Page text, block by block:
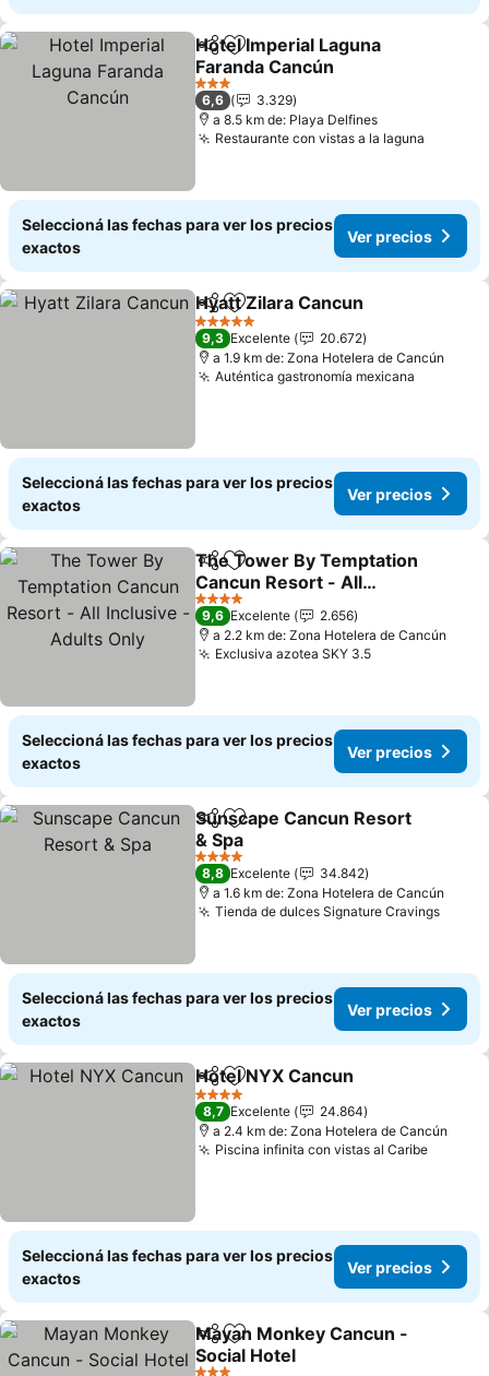
CompartirAñadir a favoritos
Hotel Imperial Laguna
Faranda Cancún
Ver precios
3 Estrellas
6,6
3.329
a 8.5 km de: Playa Delfines
Restaurante con vistas a la laguna
Seleccioná las fechas para ver los precios
exactos
Ver precios
CompartirAñadir a favoritos
Hyatt Zilara Cancun
5 Estrellas
9,3 Excelente
20.672
a 1.9 km de: Zona Hotelera de Cancún
Auténtica gastronomía mexicana
Seleccioná las fechas para ver los precios
exactos
Ver precios
Compartir
Añadir a favoritos
The Tower By Temptation
Cancun Resort - All
Inclusive - Adults Only
Ver precios
4 Estrellas
9,6 Excelente
2.656
a 2.2 km de: Zona Hotelera de Cancún
Exclusiva azotea SKY 3.5Ver precios
Seleccioná las fechas para ver los precios
exactos
Ver precios
CompartirAñadir a favoritos
Sunscape Cancun Resort
& Spa
Ver precios
4 Estrellas
8,8 Excelente
34.842
a 1.6 km de: Zona Hotelera de Cancún
Tienda de dulces Signature CravingsVer
Seleccioná las fechas para ver los precios
exactos
Ver precios
CompartirAñadir a favoritos
Hotel NYX Cancun
4 Estrellas
8,7 Excelente
24.864
a 2.4 km de: Zona Hotelera de Cancún
Piscina infinita con vistas al CaribeVer
Seleccioná las fechas para ver los precios
exactos
Ver precios
CompartirAñadir a favoritos
Mayan Monkey Cancun -
Social Hotel